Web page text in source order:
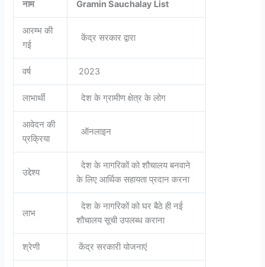
नाम Gramin Sauchalay List
आरम्भ की
गई
केंद्र सरकार द्वारा
वर्ष 2023
लाभार्थी देश के ग्रामीण क्षेत्र के लोग
आवेदन की
प्रक्रिया
ऑनलाइन
उद्देश्य
देश के नागरिकों को शौचालय बनवाने
के लिए आर्थिक सहायता प्रदान करना
लाभ
देश के नागरिकों को घर बैठे ही नई
शौचालय सूची उपलब्ध कराना
श्रेणी केंद्र सरकारी योजनाएं